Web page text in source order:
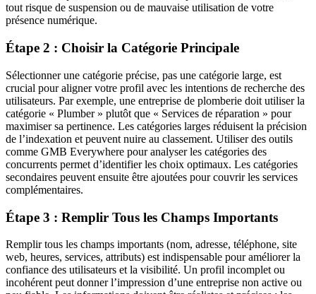
tout risque de suspension ou de mauvaise utilisation de votre
présence numérique.
Étape 2 : Choisir la Catégorie Principale
Sélectionner une catégorie précise, pas une catégorie large, est
crucial pour aligner votre profil avec les intentions de recherche des
utilisateurs. Par exemple, une entreprise de plomberie doit utiliser la
catégorie « Plumber » plutôt que « Services de réparation » pour
maximiser sa pertinence. Les catégories larges réduisent la précision
de l’indexation et peuvent nuire au classement. Utiliser des outils
comme GMB Everywhere pour analyser les catégories des
concurrents permet d’identifier les choix optimaux. Les catégories
secondaires peuvent ensuite être ajoutées pour couvrir les services
complémentaires.
Étape 3 : Remplir Tous les Champs Importants
Remplir tous les champs importants (nom, adresse, téléphone, site
web, heures, services, attributs) est indispensable pour améliorer la
confiance des utilisateurs et la visibilité. Un profil incomplet ou
incohérent peut donner l’impression d’une entreprise non active ou